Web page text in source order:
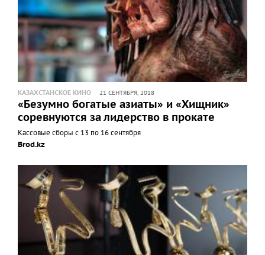
КАЗАХСТАНСКОЕ КИНО 21 СЕНТЯБРЯ, 2018
«Безумно богатые азиаты» и «Хищник»
соревнуются за лидерство в прокате
Кассовые сборы с 13 по 16 сентября
Brod.kz